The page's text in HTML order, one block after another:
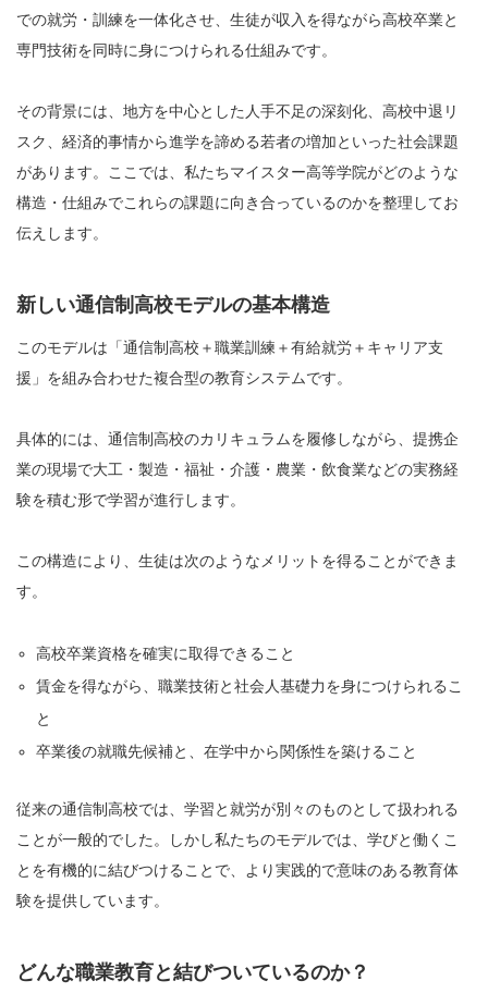
での就労・訓練を一体化させ、生徒が収入を得ながら高校卒業と
専門技術を同時に身につけられる仕組みです。
その背景には、地方を中心とした人手不足の深刻化、高校中退リ
スク、経済的事情から進学を諦める若者の増加といった社会課題
があります。ここでは、私たちマイスター高等学院がどのような
構造・仕組みでこれらの課題に向き合っているのかを整理してお
伝えします。
新しい通信制高校モデルの基本構造
このモデルは「通信制高校＋職業訓練＋有給就労＋キャリア支
援」を組み合わせた複合型の教育システムです。
具体的には、通信制高校のカリキュラムを履修しながら、提携企
業の現場で大工・製造・福祉・介護・農業・飲食業などの実務経
験を積む形で学習が進行します。
この構造により、生徒は次のようなメリットを得ることができま
す。
高校卒業資格を確実に取得できること
賃金を得ながら、職業技術と社会人基礎力を身につけられるこ
と
卒業後の就職先候補と、在学中から関係性を築けること
従来の通信制高校では、学習と就労が別々のものとして扱われる
ことが一般的でした。しかし私たちのモデルでは、学びと働くこ
とを有機的に結びつけることで、より実践的で意味のある教育体
験を提供しています。
どんな職業教育と結びついているのか？